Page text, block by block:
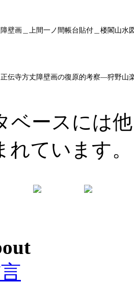
壁画＿上間一ノ間帳台貼付＿楼閣山水
伝寺方丈障壁画の復原的考察―狩野山
ベースには
れています。